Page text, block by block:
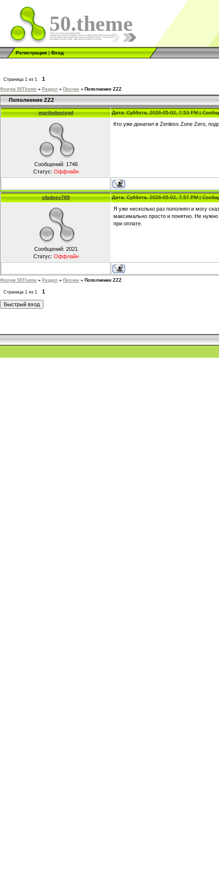
50.theme
Регистрация|Вход
Страница 1 из 1 1
Форум 50Theme » Раздел » Прочее » Пополнение ZZZ
Пополнение ZZZ
mariboborisgd Дата: Суббота, 2026-05-02, 7:53 PM |
Сообщений: 1746
Статус: Оффлайн
Кто уже донатил в Zenless Zone Zero,
sfadeev789 Дата: Суббота, 2026-05-02, 7:57 PM |
Сообщений: 2021
Статус: Оффлайн
Я уже несколько раз пополнял и могу
максимально просто и понятно. Не
при оплате.
Форум 50Theme » Раздел » Прочее » Пополнение ZZZ
Страница 1 из 1 1